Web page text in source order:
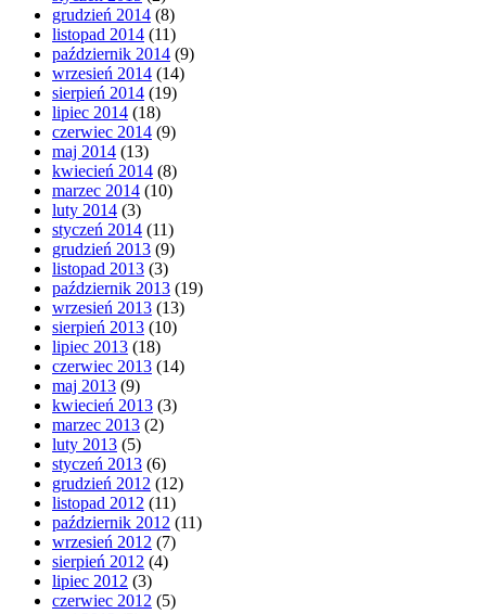
grudzień 2014 (8)
listopad 2014 (11)
październik 2014 (9)
wrzesień 2014 (14)
sierpień 2014 (19)
lipiec 2014 (18)
czerwiec 2014 (9)
maj 2014 (13)
kwiecień 2014 (8)
marzec 2014 (10)
luty 2014 (3)
styczeń 2014 (11)
grudzień 2013 (9)
listopad 2013 (3)
październik 2013 (19)
wrzesień 2013 (13)
sierpień 2013 (10)
lipiec 2013 (18)
czerwiec 2013 (14)
maj 2013 (9)
kwiecień 2013 (3)
marzec 2013 (2)
luty 2013 (5)
styczeń 2013 (6)
grudzień 2012 (12)
listopad 2012 (11)
październik 2012 (11)
wrzesień 2012 (7)
sierpień 2012 (4)
lipiec 2012 (3)
czerwiec 2012 (5)